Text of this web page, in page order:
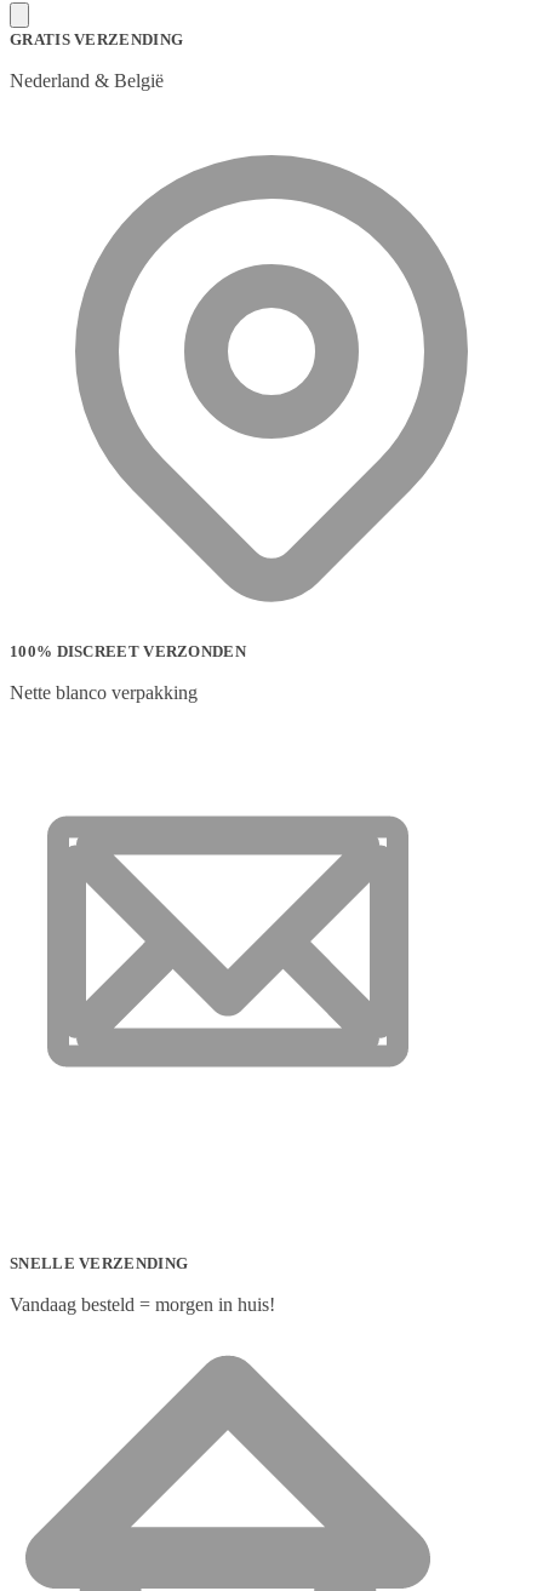
GRATIS VERZENDING
Nederland & België
100% DISCREET VERZONDEN
Nette blanco verpakking
SNELLE VERZENDING
Vandaag besteld = morgen in huis!